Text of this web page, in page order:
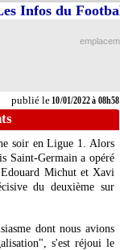
publié le10/01/2022 à 08h58
Infos du
soir en Ligue 1. Alors
Saint-Germain a opéré
Michut et Xavi
du deuxième sur
dont nous avions
s'est réjoui le